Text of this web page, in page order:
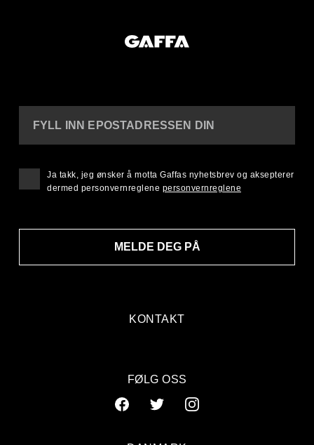
KONTAKT
FYLL INN EPOSTADRESSEN DIN
MELDE DEG PÅ
Ja takk, jeg ønsker å motta Gaffas nyhetsbrev og aksepterer
dermed personvernreglene personvernreglene
FØLG OSS